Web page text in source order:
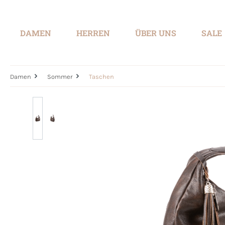
DAMEN HERREN ÜBER UNS SALE
Damen Sommer Taschen